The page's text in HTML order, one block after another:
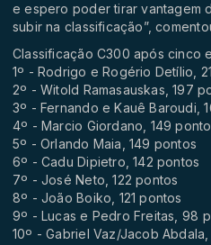
e espero poder tirar vantagem
subir na classificação”,
Classificação C300 após cinco
1º - Rodrigo e Rogério Detílio,
2º - Witold Ramasauskas, 197
3º - Fernando e Kauê Baroudi,
4º - Marcio Giordano, 149
5º - Orlando Maia, 149 pontos
6º - Cadu Dipietro, 142 pontos
7º - José Neto, 122 pontos
8º - João Boiko, 121 pontos
9º - Lucas e Pedro Freitas, 98
10º - Gabriel Vaz/Jacob